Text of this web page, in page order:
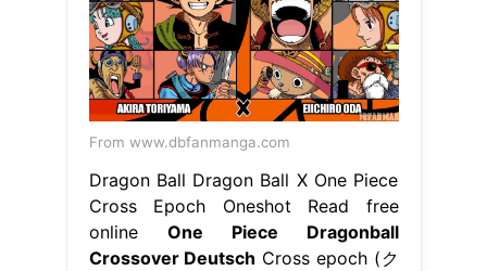
From www.dbfanmanga.com
Dragon Ball Dragon Ball X One Piece
Cross Epoch Oneshot Read free
online One Piece Dragonball
Crossover Deutsch Cross epoch (ク